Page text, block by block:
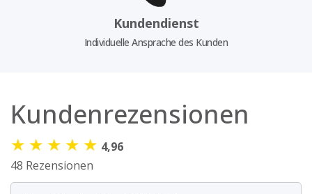
Kundendienst
Individuelle Ansprache des Kunden
Kundenrezensionen
★ ★ ★ ★ ★ 4,96
48 Rezensionen